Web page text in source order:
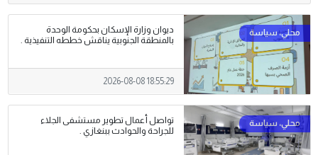
ديوان وزارة الإسكان بحكومة الوحدة
بالمنطقة الجنوبية يناقش خططه التنفيذية .
2026-08-08 18:55:29
تواصل أعمال تطوير مستشفى الجلاء
للجراحة والحوادث ببنغازي .